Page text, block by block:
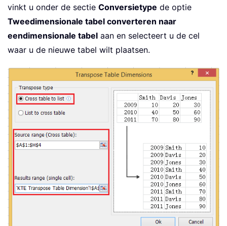
vinkt u onder de sectie Conversietype de optie
Tweedimensionale tabel converteren naar
eendimensionale tabel aan en selecteert u de cel
waar u de nieuwe tabel wilt plaatsen.